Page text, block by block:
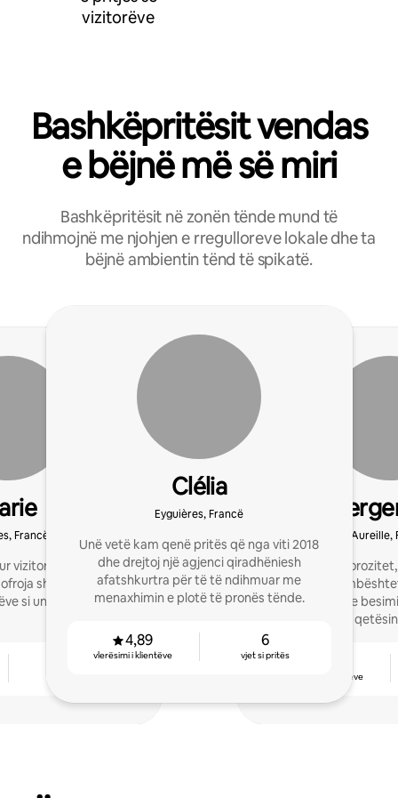
vizitorëve
Bashkëpritësit vendas
e bëjnë më së miri
Bashkëpritësit në zonën tënde mund të
ndihmojnë me njohjen e rregulloreve lokale dhe ta
bëjnë ambientin tënd të spikatë.
Francë
vizitorë në banesat e
si unë.
Clélia
Eyguières, Francë
Unë vetë kam qenë pritës që nga viti 2018
dhe drejtoj një agjenci qiradhëniesh
afatshkurtra për të të ndihmuar me
menaxhimin e plotë të pronës tënde.
4,89
vlerësimi i klientëve
6
vjet si pritës
Aureille,
Etikë dhe
dëshira për të
marrëdhënie
kombinuar
vlerësimi i klientëve